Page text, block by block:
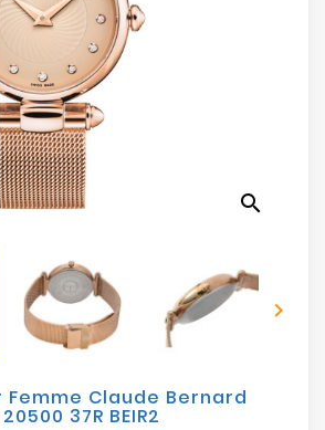
search

Femme Claude Bernard
37R BEIR2